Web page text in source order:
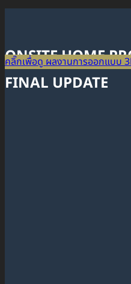
ONSITE HOME
คลิ๊กเพื่อดู ผลงานการออกแบบ
FINAL UPDATE